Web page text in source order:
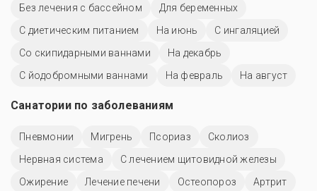
Без лечения с бассейном
Для беременных
С диетическим питанием
На июнь
С ингаляцией
Со скипидарными ваннами
На декабрь
С йодобромными ваннами
На февраль На август
Санатории по заболеваниям
Пневмонии Мигрень Псориаз
Сколиоз
Нервная система
С лечением щитовидной железы
Ожирение
Лечение печени Остеопороз
Артрит